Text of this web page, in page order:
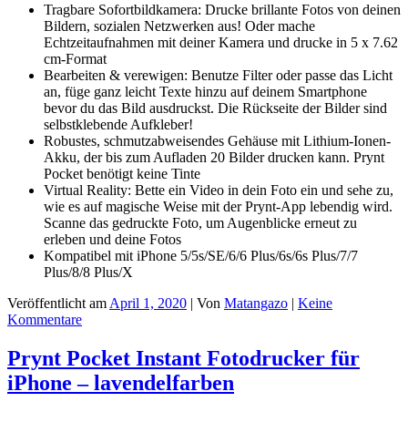
Tragbare Sofortbildkamera: Drucke brillante Fotos von deinen
Bildern, sozialen Netzwerken aus! Oder mache
Echtzeitaufnahmen mit deiner Kamera und drucke in 5 x 7.62
cm-Format
Bearbeiten & verewigen: Benutze Filter oder passe das Licht
an, füge ganz leicht Texte hinzu auf deinem Smartphone
bevor du das Bild ausdruckst. Die Rückseite der Bilder sind
selbstklebende Aufkleber!
Robustes, schmutzabweisendes Gehäuse mit Lithium-Ionen-
Akku, der bis zum Aufladen 20 Bilder drucken kann. Prynt
Pocket benötigt keine Tinte
Virtual Reality: Bette ein Video in dein Foto ein und sehe zu,
wie es auf magische Weise mit der Prynt-App lebendig wird.
Scanne das gedruckte Foto, um Augenblicke erneut zu
erleben und deine Fotos
Kompatibel mit iPhone 5/5s/SE/6/6 Plus/6s/6s Plus/7/7
Plus/8/8 Plus/X
Veröffentlicht am April 1, 2020 | Von Matangazo | Keine
Kommentare
Prynt Pocket Instant Fotodrucker für
iPhone – lavendelfarben